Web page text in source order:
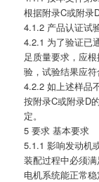
根据附录C或附录
4.1.2 产品认证试
4.2.1 为了验证已
足质量要求，应
验，试验结果应符
4.2.2 如上述样品
按附录C或附录D
定。
5 要求 基本要求
5.1.1 影响发动机
装配过程中必须
电机系统能正常稳